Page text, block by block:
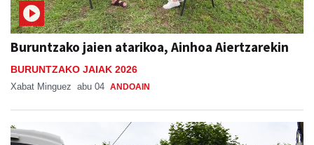
Buruntzako jaien atarikoa, Ainhoa Aiertzarekin
BURUNTZAKO JAIAK 2026
Xabat Minguez abu 04 ANDOAIN